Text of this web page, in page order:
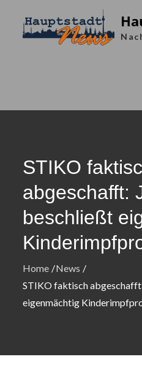
content
STIKO
abgeschafft:
beschließt
Home
News
STIKO faktisch
eigenmächtig